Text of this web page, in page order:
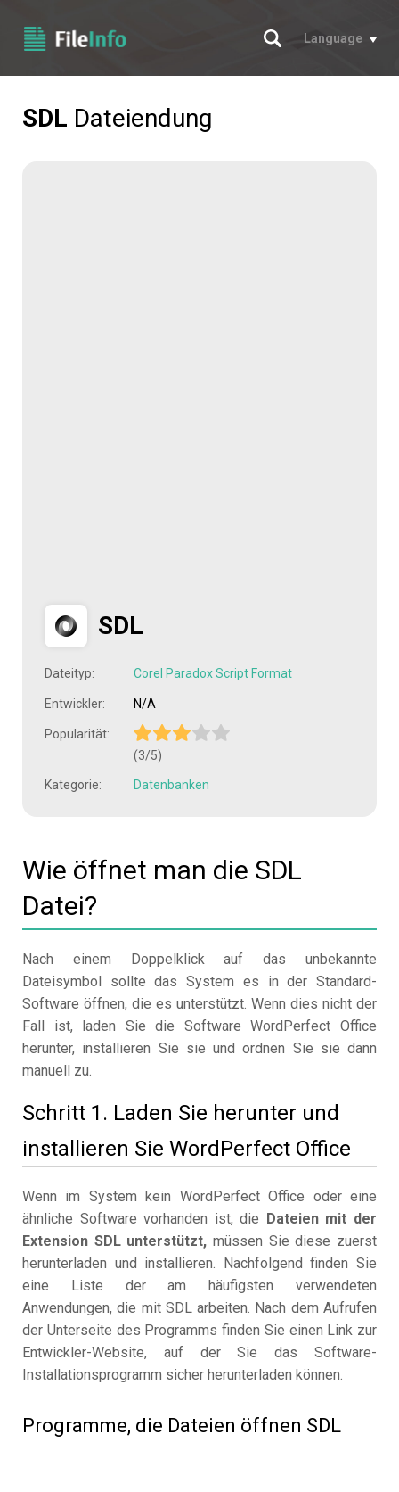
Suche
Language
SDL Dateiendung
SDL
Dateityp: Corel Paradox Script Format
Entwickler: N/A
Popularität:
(3/5)
Kategorie: Datenbanken
Wie öffnet man die SDL
Datei?
Nach einem Doppelklick auf das unbekannte
Dateisymbol sollte das System es in der Standard-
Software öffnen, die es unterstützt. Wenn dies nicht der
Fall ist, laden Sie die Software WordPerfect Office
herunter, installieren Sie sie und ordnen Sie sie dann
manuell zu.
Schritt 1. Laden Sie herunter und
installieren Sie WordPerfect Office
Wenn im System kein WordPerfect Office oder eine
ähnliche Software vorhanden ist, die Dateien mit der
Extension SDL unterstützt, müssen Sie diese zuerst
herunterladen und installieren. Nachfolgend finden Sie
eine Liste der am häufigsten verwendeten
Anwendungen, die mit SDL arbeiten. Nach dem Aufrufen
der Unterseite des Programms finden Sie einen Link zur
Entwickler-Website, auf der Sie das Software-
Installationsprogramm sicher herunterladen können.
Programme, die Dateien öffnen SDL